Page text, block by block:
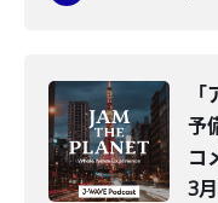
予
コ
3